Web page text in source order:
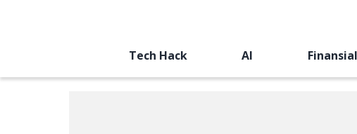
Tech Hack AI Finansial